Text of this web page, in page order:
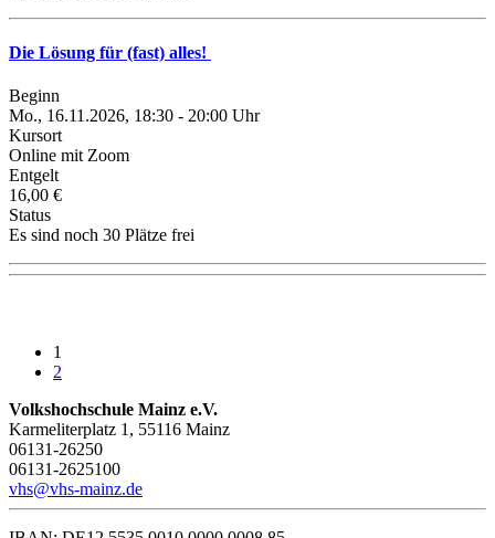
Die Lösung für (fast) alles!
Beginn
Mo., 16.11.2026, 18:30 - 20:00 Uhr
Kursort
Online mit Zoom
Entgelt
16,00 €
Status
Es sind noch 30 Plätze frei
1
2
Volkshochschule Mainz e.V.
Karmeliterplatz 1, 55116 Mainz
06131-26250
06131-2625100
vhs@vhs-mainz.de